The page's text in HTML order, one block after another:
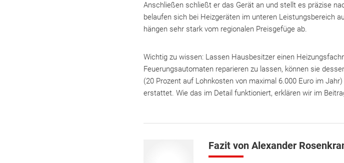
Anschließen schließt er das Gerät an und stellt es präzise
belaufen sich bei Heizgeräten im unteren Leistungsbereich
hängen sehr stark vom regionalen Preisgefüge ab.
Wichtig zu wissen: Lassen Hausbesitzer einen
Feuerungsautomaten reparieren zu lassen, können sie
(20 Prozent auf Lohnkosten von maximal 6.000 Euro im
erstattet. Wie das im Detail funktioniert, erklären wir im
Fazit von Alexander